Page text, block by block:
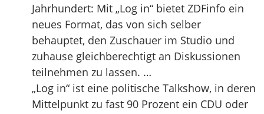
Jahrhundert: Mit „Log in“ bietet ZDFinfo ein
neues Format, das von sich selber
behauptet, den Zuschauer im Studio und
zuhause gleichberechtigt an Diskussionen
teilnehmen zu lassen. …
„Log in“ ist eine politische Talkshow, in deren
Mittelpunkt zu fast 90 Prozent ein CDU oder